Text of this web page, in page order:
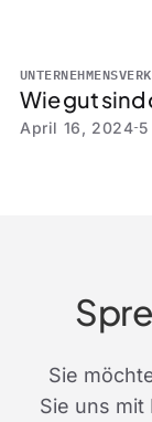
Wie gut
April 16, 2024
Sie
Sie uns mit